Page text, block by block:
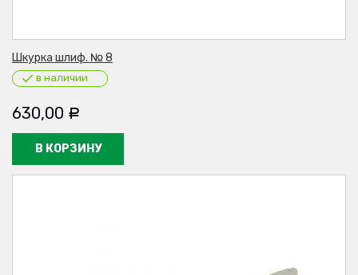
Шкурка шлиф. № 8
в наличии
630,00 Р
В КОРЗИНУ